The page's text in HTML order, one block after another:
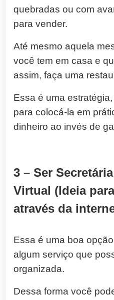
quebradas ou com
para vender.
Até mesmo aquela
você tem em casa e
assim, faça uma
Essa é uma
para colocá-la em
dinheiro ao invés de
3 – Ser
Virtual (Ideia
através da
Essa é uma boa
algum serviço que
organizada.
Dessa forma você